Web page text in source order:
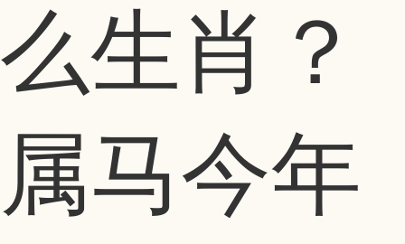
么生肖？
属马今年